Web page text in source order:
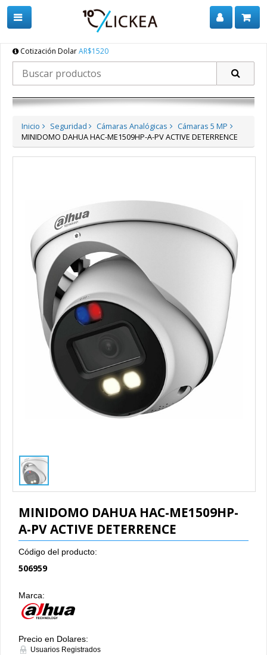
Cotización DolarAR$1520
Inicio Seguridad Cámaras Analógicas
Cámaras 5 MP
MINIDOMO DAHUA HAC-ME1509HP-A-PV ACTIVE DETERRENCE
MINIDOMO DAHUA HAC-ME1509HP-
A-PV ACTIVE DETERRENCE
Código del producto:
506959
Marca:
Precio en Dolares:
Usuarios Registrados